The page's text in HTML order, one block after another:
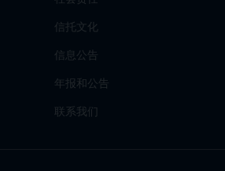
信托文化
信息公告
年报和公告
联系我们